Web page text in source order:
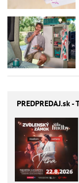
PREDPREDAJ.sk -